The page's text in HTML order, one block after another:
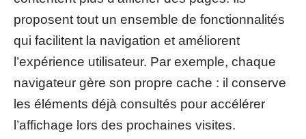
proposent tout un ensemble de fonctionnalités
qui facilitent la navigation et améliorent
l’expérience utilisateur. Par exemple, chaque
navigateur gère son propre cache : il conserve
les éléments déjà consultés pour accélérer
l’affichage lors des prochaines visites.